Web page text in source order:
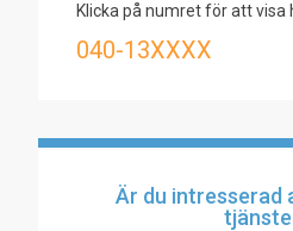
Klicka på numret för att visa
040-13XXXX
Är du intresserad